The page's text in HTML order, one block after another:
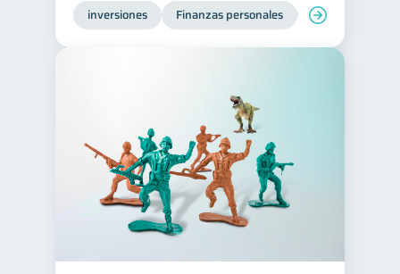
inversiones Finanzas personales Educación